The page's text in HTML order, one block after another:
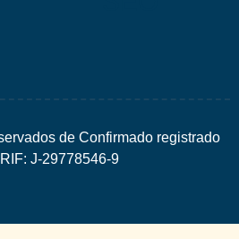
de Confirmado registrado
J-29778546-9